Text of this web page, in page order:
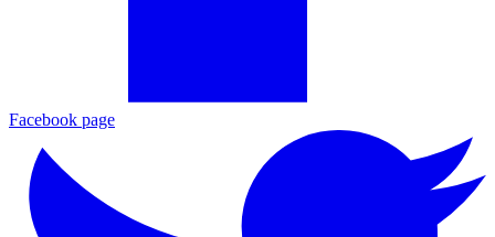
Facebook page